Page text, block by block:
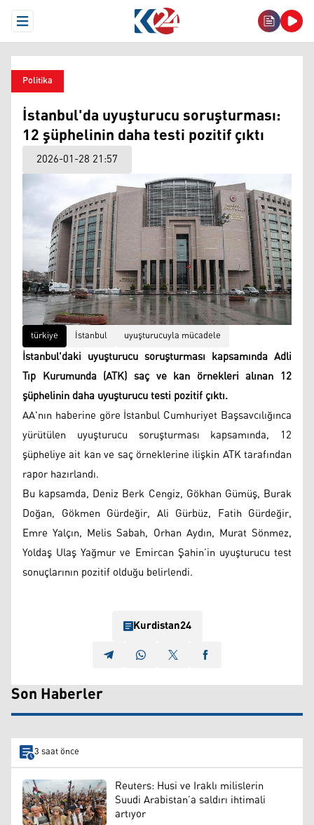
Open Menu
Politika
İstanbul'da uyuşturucu soruşturması:
12 şüphelinin daha testi pozitif çıktı
2026-01-28 21:57
türkiye İstanbul uyuşturucuyla mücadele
İstanbul'daki uyuşturucu soruşturması kapsamında Adli
Tıp Kurumunda (ATK) saç ve kan örnekleri alınan 12
şüphelinin daha uyuşturucu testi pozitif çıktı.
AA'nın haberine göre İstanbul Cumhuriyet Başsavcılığınca
yürütülen uyuşturucu soruşturması kapsamında, 12
şüpheliye ait kan ve saç örneklerine ilişkin ATK tarafından
rapor hazırlandı.​​​​​​​
Bu kapsamda, Deniz Berk Cengiz, Gökhan Gümüş, Burak
Doğan, Gökmen Gürdeğir, Ali Gürbüz, Fatih Gürdeğir,
Emre Yalçın, Melis Sabah, Orhan Aydın, Murat Sönmez,
Yoldaş Ulaş Yağmur ve Emircan Şahin’in uyuşturucu test
sonuçlarının pozitif olduğu belirlendi.
Kurdistan24
Son Haberler
3 saat önce
Reuters: Husi ve Iraklı milislerin
Suudi Arabistan’a saldırı ihtimali
artıyor